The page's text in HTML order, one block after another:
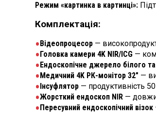
Режим «картинка в картинці»:
Комплектація:
Відеопроцесор —
Головка камери 4K NIR/ICG —
Ендоскопічне джерело білого та
Медичний 4K РК-монітор 32″ — в
Інсуфлятор — продуктивність
Жорсткий ендоскоп NIR —
Пересувний ендоскопічний візок